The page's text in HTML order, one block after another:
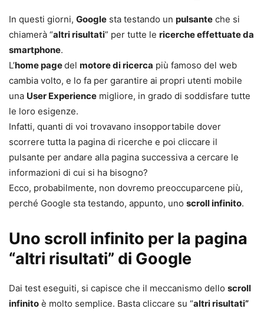
In questi giorni, Google sta testando un pulsante che si
chiamerà “altri risultati” per tutte le ricerche effettuate da
smartphone.
L’home pagedel motore di ricerca più famoso del web
cambia volto, e lo fa per garantire ai propri utenti mobile
una User Experience migliore, in grado di soddisfare tutte
le loro esigenze.
Infatti, quanti di voi trovavano insopportabile dover
scorrere tutta la pagina di ricerche e poi cliccare il
pulsante per andare alla pagina successiva a cercare le
informazioni di cui si ha bisogno?
Ecco, probabilmente, non dovremo preoccuparcene più,
perché Google sta testando, appunto, uno scroll infinito.
Uno scroll infinito per la pagina
“altri risultati” di Google
Dai test eseguiti, si capisce che il meccanismo dello scroll
infinito è molto semplice. Basta cliccare su “altri risultati”